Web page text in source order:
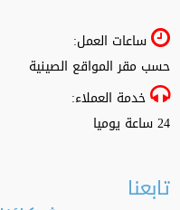
ساعات العمل:
حسب مقر المواقع الصينية
خدمة العملاء:
24 ساعة يوميا
تابعنا